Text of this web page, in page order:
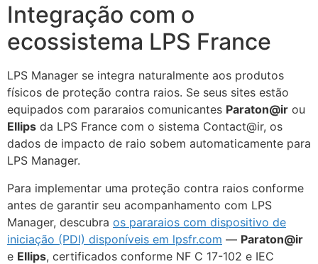
Integração com o
ecossistema LPS France
LPS Manager se integra naturalmente aos produtos
físicos de proteção contra raios. Se seus sites estão
equipados com pararaios comunicantes Paraton@ir ou
Ellips da LPS France com o sistema Contact@ir, os
dados de impacto de raio sobem automaticamente para
LPS Manager.
Para implementar uma proteção contra raios conforme
antes de garantir seu acompanhamento com LPS
Manager, descubra os pararaios com dispositivo de
iniciação (PDI) disponíveis em lpsfr.com — Paraton@ir
e Ellips, certificados conforme NF C 17-102 e IEC
ECLAIR
Online